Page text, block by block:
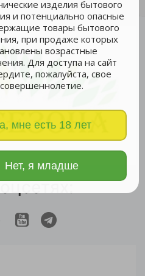
изделия бытового
и потенциально опасные
товары бытового
при продаже которых
возрастные
Для доступа на сайт
пожалуйста, свое
совершеннолетие.
мне есть 18 лет
Нет, я младше